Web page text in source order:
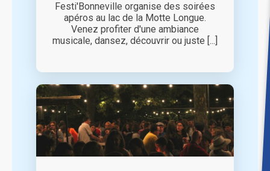
Festi'Bonneville organise des soirées
apéros au lac de la Motte Longue.
Venez profiter d'une ambiance
musicale, dansez, découvrir ou juste [...]